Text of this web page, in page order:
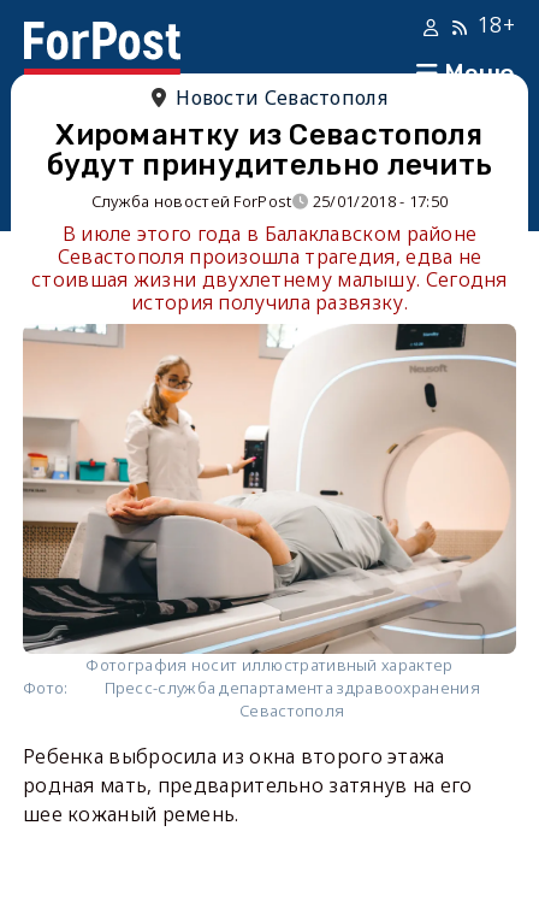
Меню
18+
Новости Севастополя
Хиромантку из Севастополя
будут принудительно лечить
Служба новостей ForPost 25/01/2018 - 17:50
В июле этого года в Балаклавском районе
Севастополя произошла трагедия, едва не
стоившая жизни двухлетнему малышу. Сегодня
история получила развязку.
Фотография носит иллюстративный характер
Фото:
Пресс-служба департамента здравоохранения
Севастополя
Ребенка выбросила из окна второго этажа
родная мать, предварительно затянув на его
шее кожаный ремень.